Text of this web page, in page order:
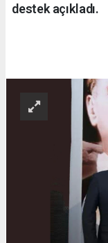
destek açıkladı.